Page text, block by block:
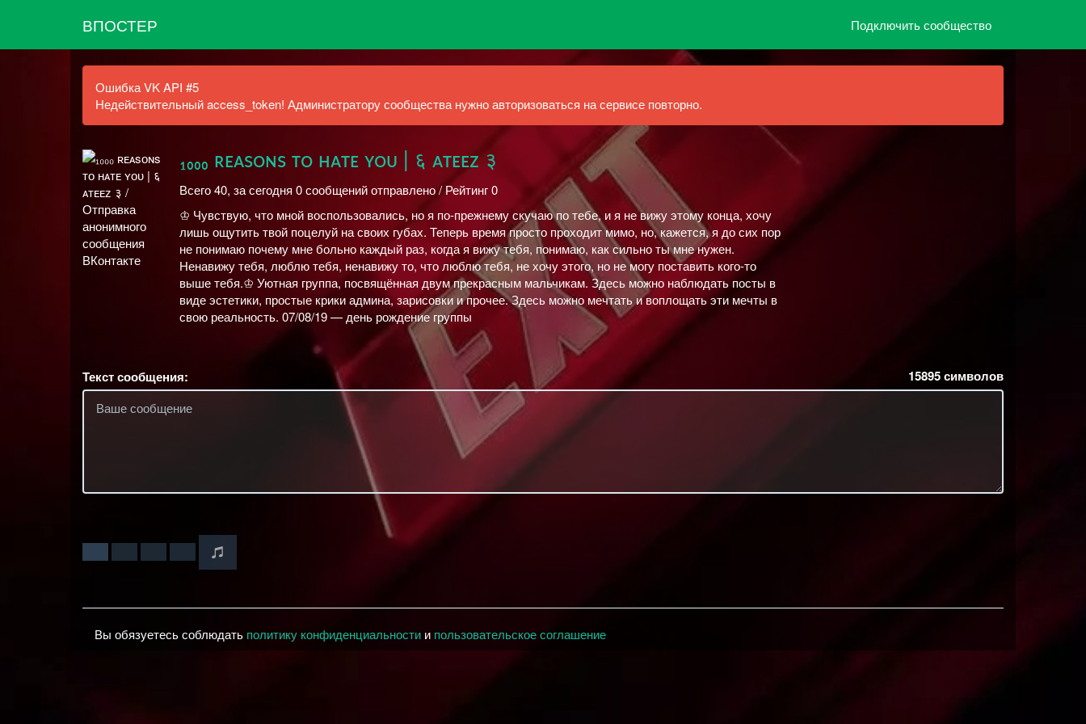
ВПОСТЕР Подключить сообщество
Ошибка VK API #5
Недействительный access_token! Администратору сообщества нужно авторизоваться на сервисе повторно.
₁₀₀₀ ʀᴇᴀsᴏɴs ᴛᴏ ʜᴀᴛᴇ ʏᴏᴜ | ६ ᴀᴛᴇᴇᴢ ३
Всего 40, за сегодня 0 сообщений отправлено / Рейтинг 0
♔ Чувствую, что мной воспользовались, но я по-прежнему скучаю по тебе, и я не вижу этому конца, хочу
лишь ощутить твой поцелуй на своих губах. Теперь время просто проходит мимо, но, кажется, я до сих пор
не понимаю почему мне больно каждый раз, когда я вижу тебя, понимаю, как сильно ты мне нужен.
Ненавижу тебя, люблю тебя, ненавижу то, что люблю тебя, не хочу этого, но не могу поставить кого-то
выше тебя.♔ Уютная группа, посвящённая двум прекрасным мальчикам. Здесь можно наблюдать посты в
виде эстетики, простые крики админа, зарисовки и прочее. Здесь можно мечтать и воплощать эти мечты в
свою реальность. 07/08/19 — день рождение группы
Текст сообщения: 15895символов
Вы обязуетесь соблюдать политику конфиденциальности и пользовательское соглашение